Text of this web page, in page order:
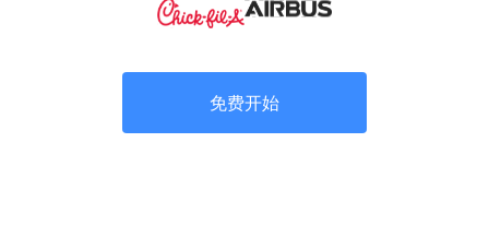
免费开始